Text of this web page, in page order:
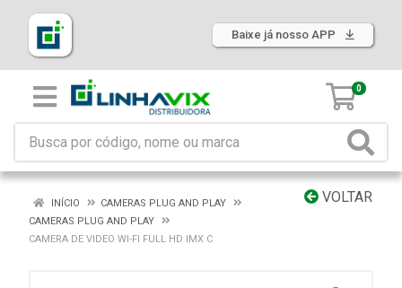
Baixe já nosso APP
0
VOLTAR
INÍCIO
CAMERAS PLUG AND PLAY
CAMERAS PLUG AND PLAY
CAMERA DE VIDEO WI-FI FULL HD IMX C